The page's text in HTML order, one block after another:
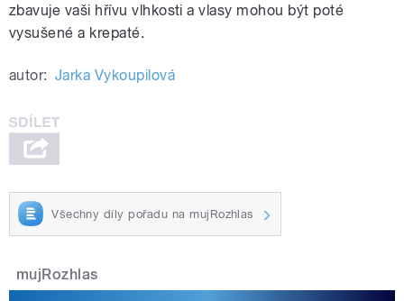
zbavuje vaši hřívu vlhkosti a vlasy mohou být poté
vysušené a krepaté.
autor: Jarka Vykoupilová
Všechny díly pořadu na mujRozhlas
mujRozhlas